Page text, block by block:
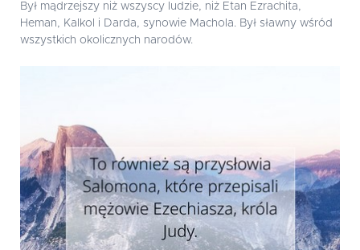
Był mądrzejszy niż wszyscy ludzie, niż Etan Ezrachita,
Heman, Kalkol i Darda, synowie Machola. Był sławny wśród
wszystkich okolicznych narodów.